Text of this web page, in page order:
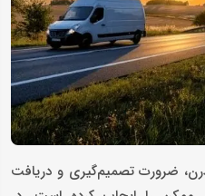
ضرورت تصمیم‌گیری و دریافت